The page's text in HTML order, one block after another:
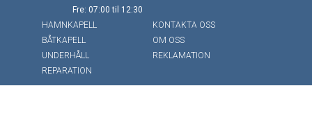
Fre: 07:00 til 12:30
HAMNKAPELL
BÅTKAPELL
UNDERHÅLL
REPARATION
KONTAKTA OSS
OM OSS
REKLAMATION